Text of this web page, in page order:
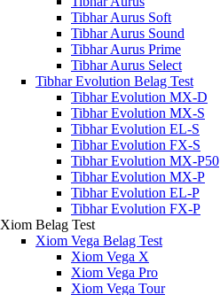
Tibhar Aurus Soft
Tibhar Aurus Sound
Tibhar Aurus Prime
Tibhar Aurus Select
Tibhar Evolution Belag Test
Tibhar Evolution MX-D
Tibhar Evolution MX-S
Tibhar Evolution EL-S
Tibhar Evolution FX-S
Tibhar Evolution MX-P50
Tibhar Evolution MX-P
Tibhar Evolution EL-P
Tibhar Evolution FX-P
Xiom Belag Test
Xiom Vega Belag Test
Xiom Vega X
Xiom Vega Pro
Xiom Vega Tour